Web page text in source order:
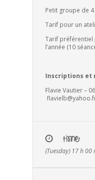
Petit groupe de
Tarif pour un
Tarif préférentiel
l’année (10
Inscriptions et
Flavie Vautier –
TIME
(Tuesday) 17 h